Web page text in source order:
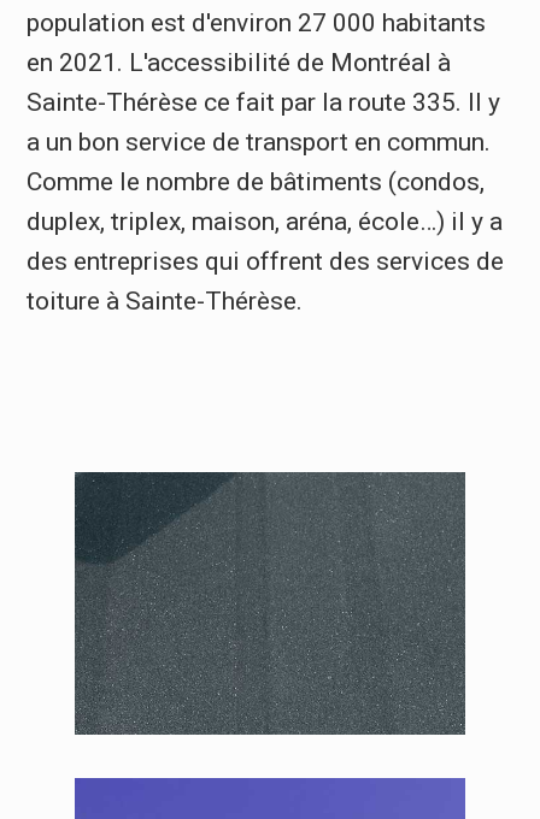
population est d'environ 27 000 habitants
en 2021. L'accessibilité de Montréal à
Sainte-Thérèse ce fait par la route 335. Il y
a un bon service de transport en commun.
Comme le nombre de bâtiments (condos,
duplex, triplex, maison, aréna, école…) il y a
des entreprises qui offrent des services de
toiture à Sainte-Thérèse.